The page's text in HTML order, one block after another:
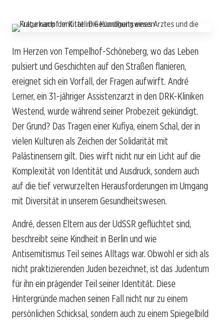
Im Herzen von Tempelhof-Schöneberg, wo das Leben
pulsiert und Geschichten auf den Straßen flanieren,
ereignet sich ein Vorfall, der Fragen aufwirft. André
Lerner, ein 31-jähriger Assistenzarzt in den DRK-Kliniken
Westend, wurde während seiner Probezeit gekündigt.
Der Grund? Das Tragen einer Kufiya, einem Schal, der in
vielen Kulturen als Zeichen der Solidarität mit
Palästinensern gilt. Dies wirft nicht nur ein Licht auf die
Komplexität von Identität und Ausdruck, sondern auch
auf die tief verwurzelten Herausforderungen im Umgang
mit Diversität in unserem Gesundheitswesen.
André, dessen Eltern aus der UdSSR geflüchtet sind,
beschreibt seine Kindheit in Berlin und wie
Antisemitismus Teil seines Alltags war. Obwohl er sich als
nicht praktizierenden Juden bezeichnet, ist das Judentum
für ihn ein prägender Teil seiner Identität. Diese
Hintergründe machen seinen Fall nicht nur zu einem
persönlichen Schicksal, sondern auch zu einem Spiegelbild